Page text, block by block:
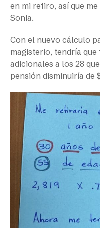
en mi retiro, así que
Sonia.
Con el nuevo cálculo
magisterio, tendría
adicionales a los 28
pensión disminuiría de